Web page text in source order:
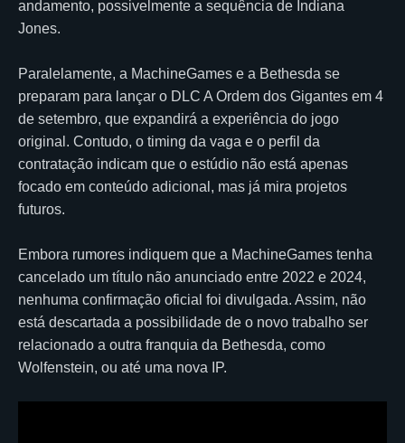
andamento, possivelmente a sequência de Indiana
Jones.
Paralelamente, a MachineGames e a Bethesda se
preparam para lançar o DLC A Ordem dos Gigantes em 4
de setembro, que expandirá a experiência do jogo
original. Contudo, o timing da vaga e o perfil da
contratação indicam que o estúdio não está apenas
focado em conteúdo adicional, mas já mira projetos
futuros.
Embora rumores indiquem que a MachineGames tenha
cancelado um título não anunciado entre 2022 e 2024,
nenhuma confirmação oficial foi divulgada. Assim, não
está descartada a possibilidade de o novo trabalho ser
relacionado a outra franquia da Bethesda, como
Wolfenstein, ou até uma nova IP.